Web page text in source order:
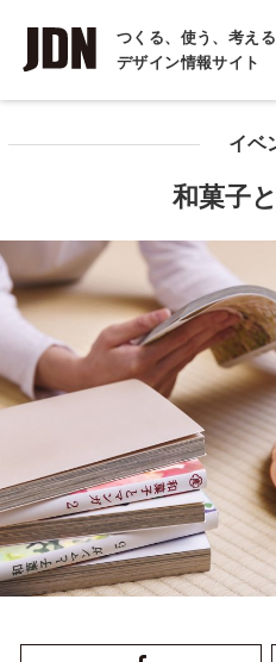
つくる、使う、考え
デザイン情報サイト
INTERVIEW
インタビュー
コラム
イベ
和菓子